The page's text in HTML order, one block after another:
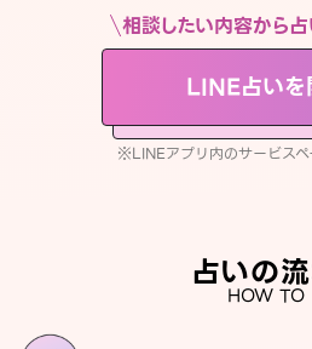
相談したい内容から
LINE占いを
※LINEアプリ内のサービス
占いの
HOW TO